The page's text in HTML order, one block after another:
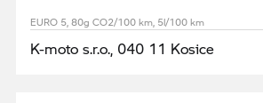
EURO 5, 80g CO2/100 km, 5l/100 km
K-moto s.r.o., 040 11 Kosice